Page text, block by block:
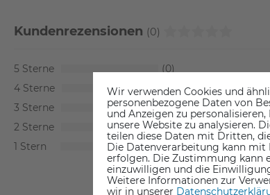
Kundenrezensionen (0)
5
0
4
0
3
0
2
0
1
0
Wir verwenden Cookies und
personenbezogene Daten von
und Anzeigen zu
unsere Website zu analysieren.
teilen diese Daten mit Dritten,
Die Datenverarbeitung kann
erfolgen. Die Zustimmung kann
einzuwilligen und die
Weitere Informationen zur
wir in unserer